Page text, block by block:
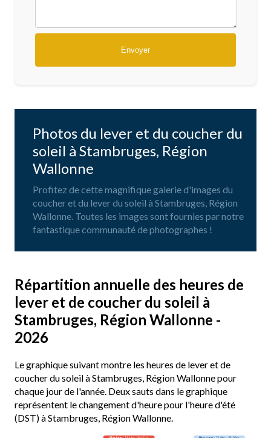
Photos du lever et du coucher du
soleil à Stambruges, Région
Wallonne
Profitez de cette magnifique galerie d'images du
coucher et du lever du soleil à Stambruges, Région
Wallonne. Toutes les images sont fournies par notre
fantastique communauté de photographes !
Répartition annuelle des heures de
lever et de coucher du soleil à
Stambruges, Région Wallonne -
2026
Le graphique suivant montre les heures de lever et de
coucher du soleil à Stambruges, Région Wallonne pour
chaque jour de l'année. Deux sauts dans le graphique
représentent le changement d'heure pour l'heure d'été
(DST) à Stambruges, Région Wallonne.